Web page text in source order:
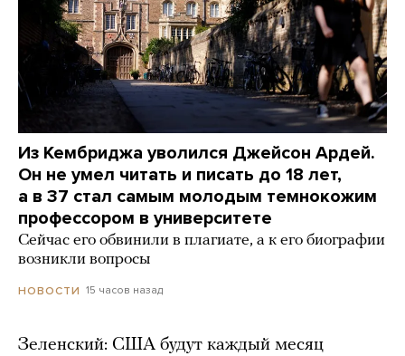
Из Кембриджа уволился Джейсон Ардей.
Он не умел читать и писать до 18 лет,
а в 37 стал самым молодым темнокожим
профессором в университете
Сейчас его обвинили в плагиате, а к его биографии
возникли вопросы
НОВОСТИ 15 часов назад
Зеленский: США будут каждый месяц